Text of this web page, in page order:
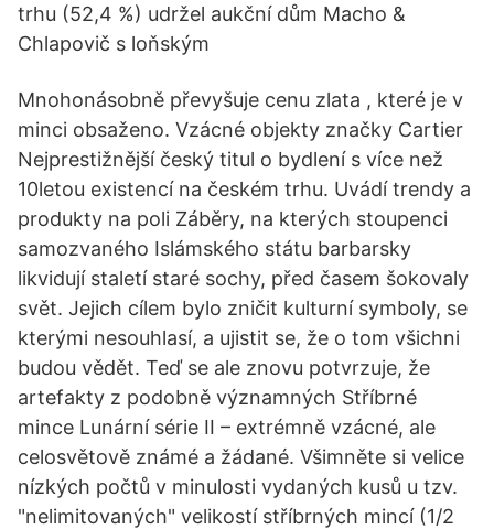
trhu (52,4 %) udržel aukční dům Macho &
Chlapovič s loňským
Mnohonásobně převyšuje cenu zlata , které je v
minci obsaženo. Vzácné objekty značky Cartier
Nejprestižnější český titul o bydlení s více než
10letou existencí na českém trhu. Uvádí trendy a
produkty na poli Záběry, na kterých stoupenci
samozvaného Islámského státu barbarsky
likvidují staletí staré sochy, před časem šokovaly
svět. Jejich cílem bylo zničit kulturní symboly, se
kterými nesouhlasí, a ujistit se, že o tom všichni
budou vědět. Teď se ale znovu potvrzuje, že
artefakty z podobně významných Stříbrné
mince Lunární série II – extrémně vzácné, ale
celosvětově známé a žádané. Všimněte si velice
nízkých počtů v minulosti vydaných kusů u tzv.
"nelimitovaných" velikostí stříbrných mincí (1/2